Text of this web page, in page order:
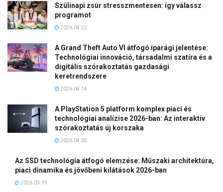
Szülinapi zsúr stresszmentesen: így válassz
programot
2026.04.22.
A Grand Theft Auto VI átfogó iparági jelentése:
Technológiai innováció, társadalmi szatíra és a
digitális szórakoztatás gazdasági
keretrendszere
2026.04.14.
A PlayStation 5 platform komplex piaci és
technológiai analízise 2026-ban: Az interaktív
szórakoztatás új korszaka
2026.04.05.
Az SSD technológia átfogó elemzése: Műszaki architektúra,
piaci dinamika és jövőbeni kilátások 2026-ban
2026.03.19.